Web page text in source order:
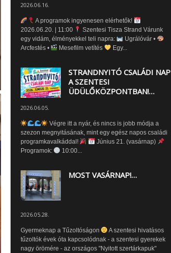
2026.06.16.
A programok ingyenesen elérhetők!
2026.06.20. | 11:00
Szentesi Tisza Strand Várunk
egy vidám, élményekkel teli napra:
Ugrálóvár •
Arcfestés •
Mesefilm vetítés Egy...
STRANDNYITÓ CSALÁDI NAP
A SZENTESI
ÜDÜLŐKÖZPONTBAN!…
2026.06.05.
Végre itt a nyár, és nincs is jobb módja a
szezon megnyitásának, mint egy egész napos családi
programkavalkáddal!
Június 21. (vasárnap)
Programok:
10:00...
MOST VASÁRNAP!…
2026.05.28.
Gyermeknap a Tűzoltóságon
A szentesi hivatásos
tűzoltók évek óta kapcsolódnak - a szentesi gyerekek
nagy örömére - az országos "Nyitott szertárkapuk"